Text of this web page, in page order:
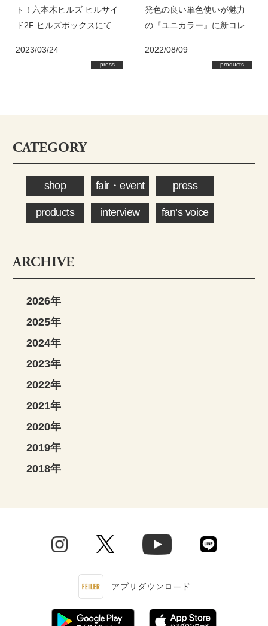
ト！六本木ヒルズ ヒルサイ
ド2F ヒルズボックスにて
2023/03/24
press
発色の良い単色使いが魅力
の『ユニカラー』に新コレ
2022/08/09
products
CATEGORY
shop fair・event press
products interview fan’s voice
ARCHIVE
2026年
2025年
2024年
2023年
2022年
2021年
2020年
2019年
2018年